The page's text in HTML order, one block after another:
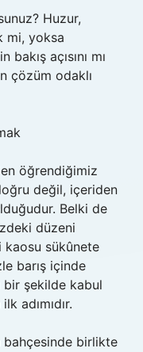
Huzur,
mi, yoksa
açısını mı
çözüm odaklı
öğrendiğimiz
değil, içeriden
Belki de
düzeni
sükûnete
barış içinde
bir şekilde kabul
adımıdır.
bahçesinde birlikte